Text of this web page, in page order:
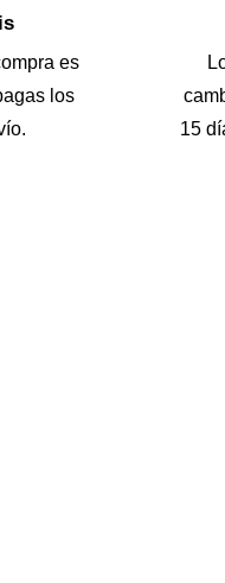
es
los
15